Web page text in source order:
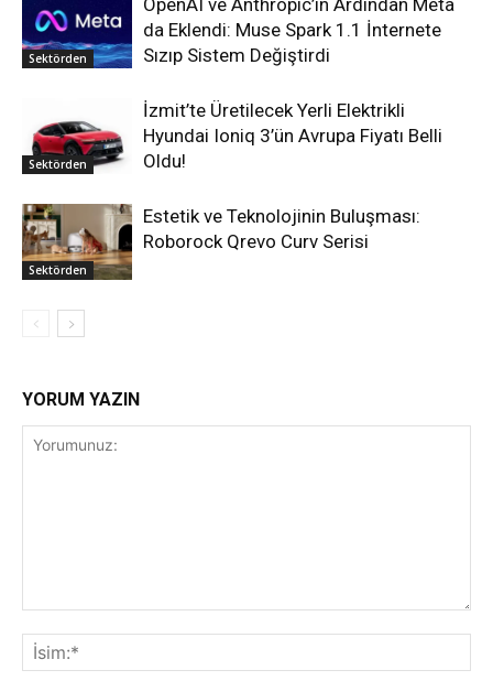
Sektörden
OpenAI ve Anthropic’in Ardından Meta
da Eklendi: Muse Spark 1.1 İnternete
Sızıp Sistem Değiştirdi
Sektörden
İzmit’te Üretilecek Yerli Elektrikli
Hyundai Ioniq 3’ün Avrupa Fiyatı Belli
Oldu!
Sektörden
Estetik ve Teknolojinin Buluşması:
Roborock Qrevo Curv Serisi
YORUM YAZIN